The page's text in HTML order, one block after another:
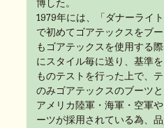
博した。
1979年には、「ダナーライ
で初めてゴアテックスをブ
もゴアテックスを使用する
にスタイル毎に送り、基準
ものテストを行った上で、
のみゴアテックスのブーツと
アメリカ陸軍・海軍・空軍
ーツが採用されている為、